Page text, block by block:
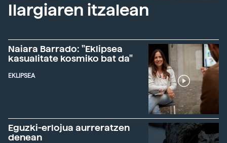
Ilargiaren itzalean
Naiara Barrado: "Eklipsea
kasualitate kosmiko bat da"
EKLIPSEA
Eguzki-erlojua aurreratzen
denean